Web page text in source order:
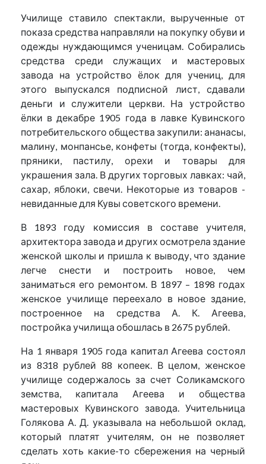
Училище ставило спектакли, вырученные от
показа средства направляли на покупку обуви и
одежды нуждающимся ученицам. Собирались
средства среди служащих и мастеровых
завода на устройство ёлок для учениц, для
этого выпускался подписной лист, сдавали
деньги и служители церкви. На устройство
ёлки в декабре 1905 года в лавке Кувинского
потребительского общества закупили: ананасы,
малину, монпансье, конфеты (тогда, конфекты),
пряники, пастилу, орехи и товары для
украшения зала. В других торговых лавках: чай,
сахар, яблоки, свечи. Некоторые из товаров -
невиданные для Кувы советского времени.
В 1893 году комиссия в составе учителя,
архитектора завода и других осмотрела здание
женской школы и пришла к выводу, что здание
легче снести и построить новое, чем
заниматься его ремонтом. В 1897 – 1898 годах
женское училище переехало в новое здание,
построенное на средства А. К. Агеева,
постройка училища обошлась в 2675 рублей.
На 1 января 1905 года капитал Агеева состоял
из 8318 рублей 88 копеек. В целом, женское
училище содержалось за счет Соликамского
земства, капитала Агеева и общества
мастеровых Кувинского завода. Учительница
Голякова А. Д. указывала на небольшой оклад,
который платят учителям, он не позволяет
сделать хоть какие-то сбережения на черный